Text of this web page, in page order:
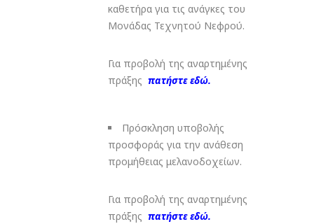
καθετήρα για τις ανάγκες του
Μονάδας Τεχνητού Νεφρού.
Για προβολή της αναρτημένης
πράξης πατήστε εδώ.
Πρόσκληση υποβολής
προσφοράς για την ανάθεση
προμήθειας μελανοδοχείων.
Για προβολή της αναρτημένης
πράξης πατήστε εδώ.